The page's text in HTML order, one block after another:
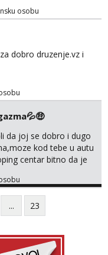
osobu
dobro druzenje.vz i
da joj se dobro i dugo
kod tebe u autu
centar bitno da je
sam i diskretan,sliku
78kg.,javi se
0958759047
... 23